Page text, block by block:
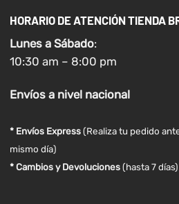
HORARIO DE ATENCIÓN TIENDA
Lunes a Sábado:
10:30 am – 8:00 pm
Envíosa nivel nacional
* Envíos Express(Realiza tu pedido
mismo día)
* Cambios y Devoluciones (hasta 7 días)